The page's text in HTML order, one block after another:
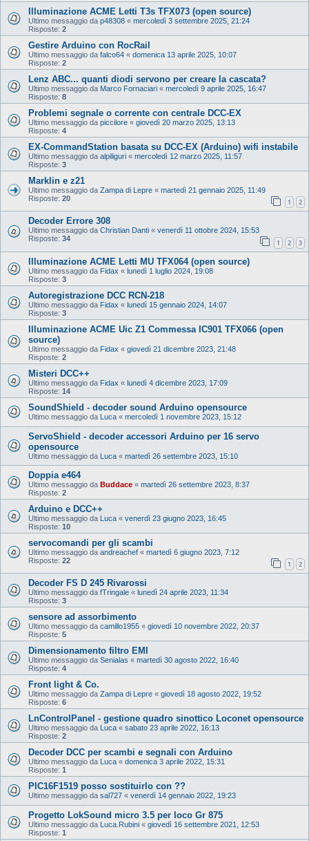
Illuminazione ACME Letti T3s TFX073 (open source)
Ultimo messaggio da p48308 « mercoledì 3 settembre 2025, 21:24
Risposte: 2
Gestire Arduino con RocRail
Ultimo messaggio da falco64 « domenica 13 aprile 2025, 10:07
Risposte: 2
Lenz ABC... quanti diodi servono per creare la cascata?
Ultimo messaggio da Marco Fornaciari « mercoledì 9 aprile 2025, 16:47
Risposte: 8
Problemi segnale o corrente con centrale DCC-EX
Ultimo messaggio da piccilore « giovedì 20 marzo 2025, 13:13
Risposte: 4
EX‑CommandStation basata su DCC-EX (Arduino) wifi instabile
Ultimo messaggio da alpiliguri « mercoledì 12 marzo 2025, 11:57
Risposte: 3
Marklin e z21
Ultimo messaggio da Zampa di Lepre « martedì 21 gennaio 2025, 11:49
Risposte: 20 1 2
Decoder Errore 308
Ultimo messaggio da Christian Danti « venerdì 11 ottobre 2024, 15:53
Risposte: 34 1 2 3
Illuminazione ACME Letti MU TFX064 (open source)
Ultimo messaggio da Fidax « lunedì 1 luglio 2024, 19:08
Risposte: 3
Autoregistrazione DCC RCN-218
Ultimo messaggio da Fidax « lunedì 15 gennaio 2024, 14:07
Risposte: 3
Illuminazione ACME Uic Z1 Commessa IC901 TFX066 (open
source)
Ultimo messaggio da Fidax « giovedì 21 dicembre 2023, 21:48
Risposte: 2
Misteri DCC++
Ultimo messaggio da Fidax « lunedì 4 dicembre 2023, 17:09
Risposte: 14
SoundShield - decoder sound Arduino opensource
Ultimo messaggio da Luca « mercoledì 1 novembre 2023, 15:12
ServoShield - decoder accessori Arduino per 16 servo
opensource
Ultimo messaggio da Luca « martedì 26 settembre 2023, 15:10
Doppia e464
Ultimo messaggio da Buddace « martedì 26 settembre 2023, 8:37
Risposte: 2
Arduino e DCC++
Ultimo messaggio da Luca « venerdì 23 giugno 2023, 16:45
Risposte: 10
servocomandi per gli scambi
Ultimo messaggio da andreachef « martedì 6 giugno 2023, 7:12
Risposte: 22 1 2
Decoder FS D 245 Rivarossi
Ultimo messaggio da fTringale « lunedì 24 aprile 2023, 11:34
Risposte: 3
sensore ad assorbimento
Ultimo messaggio da camillo1955 « giovedì 10 novembre 2022, 20:37
Risposte: 5
Dimensionamento filtro EMI
Ultimo messaggio da Senialas « martedì 30 agosto 2022, 16:40
Risposte: 4
Front light & Co.
Ultimo messaggio da Zampa di Lepre « giovedì 18 agosto 2022, 19:52
Risposte: 6
LnControlPanel - gestione quadro sinottico Loconet opensource
Ultimo messaggio da Luca « sabato 23 aprile 2022, 16:13
Risposte: 2
Decoder DCC per scambi e segnali con Arduino
Ultimo messaggio da Luca « domenica 3 aprile 2022, 15:31
Risposte: 1
PIC16F1519 posso sostituirlo con ??
Ultimo messaggio da sal727 « venerdì 14 gennaio 2022, 19:23
Progetto LokSound micro 3.5 per loco Gr 875
Ultimo messaggio da Luca.Rubini « giovedì 16 settembre 2021, 12:53
Risposte: 1